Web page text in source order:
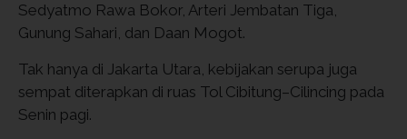
Sedyatmo Rawa Bokor, Arteri Jembatan Tiga,
Gunung Sahari, dan Daan Mogot.
Tak hanya di Jakarta Utara, kebijakan serupa juga
sempat diterapkan di ruas Tol Cibitung–Cilincing pada
Senin pagi.